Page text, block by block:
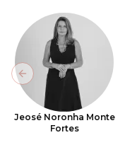
Jeosé Noronha Monte
Fortes
Previous slide